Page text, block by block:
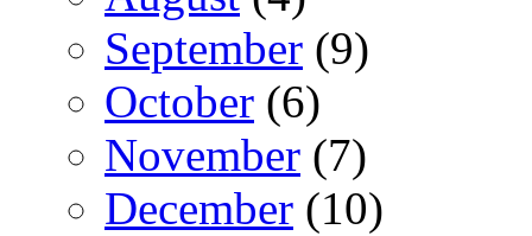
September (9)
October (6)
November (7)
December (10)